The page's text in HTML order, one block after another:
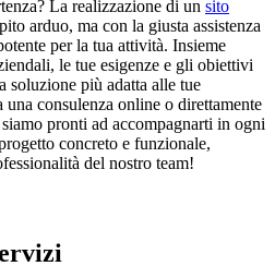
La realizzazione di un sito
arduo, ma con la giusta assistenza
per la tua attività. Insieme
le tue esigenze e gli obiettivi
più adatta alle tue
una consulenza online o direttamente
pronti ad accompagnarti in ogni
concreto e funzionale,
del nostro team!